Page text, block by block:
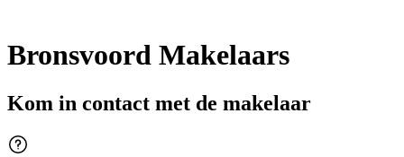
Bronsvoord Makelaars
Kom in contact met de makelaar